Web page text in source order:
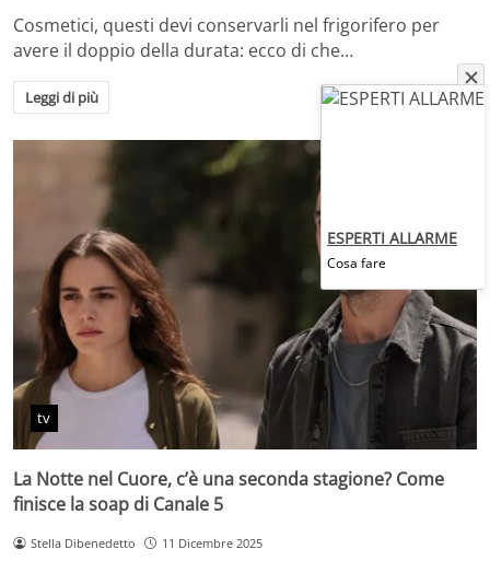
Cosmetici, questi devi conservarli nel frigorifero per
avere il doppio della durata: ecco di che…
Leggi di più
tv
La Notte nel Cuore, c’è una seconda stagione? Come
finisce la soap di Canale 5
Stella Dibenedetto 11 Dicembre 2025
ESPERTI ALLARME
Cosa fare